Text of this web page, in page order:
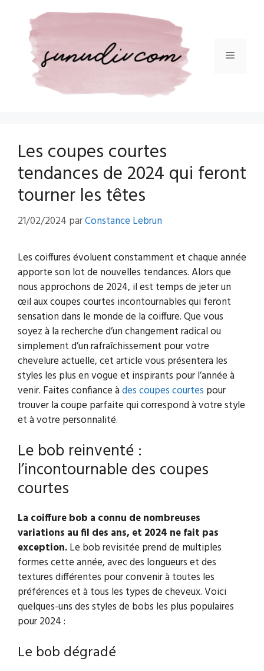
contenu
Menu
Les coupes courtes
tendances de 2024 qui feront
tourner les têtes
21/02/2024 parConstance Lebrun
Les coiffures évoluent constamment et chaque année
apporte son lot de nouvelles tendances. Alors que
nous approchons de 2024, il est temps de jeter un
œil aux coupes courtes incontournables qui feront
sensation dans le monde de la coiffure. Que vous
soyez à la recherche d’un changement radical ou
simplement d’un rafraîchissement pour votre
chevelure actuelle, cet article vous présentera les
styles les plus en vogue et inspirants pour l’année à
venir. Faites confiance àdes coupes courtes pour
trouver la coupe parfaite qui correspond à votre style
et à votre personnalité.
Le bob reinventé :
l’incontournable des coupes
courtes
La coiffure bob a connu de nombreuses
variations au fil des ans, et 2024 ne fait pas
exception.Le bob revisitée prend de multiples
formes cette année, avec des longueurs et des
textures différentes pour convenir à toutes les
préférences et à tous les types de cheveux. Voici
quelques-uns des styles de bobs les plus populaires
pour 2024 :
Le bob dégradé